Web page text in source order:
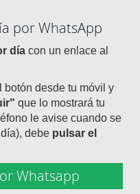
por WhatsApp
día con un enlace al
botón desde tu móvil y
que lo mostrará tu
le avise cuando se
debe pulsar el
Whatsapp